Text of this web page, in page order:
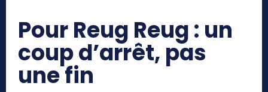
Pour Reug Reug : un
coup d’arrêt, pas
une fin